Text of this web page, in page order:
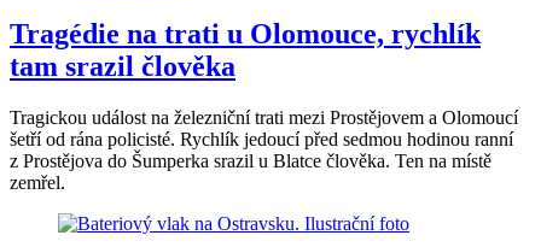
Tragédie na trati u Olomouce, rychlík
tam srazil člověka
Tragickou událost na železniční trati mezi Prostějovem a Olomoucí
šetří od rána policisté. Rychlík jedoucí před sedmou hodinou ranní
z Prostějova do Šumperka srazil u Blatce člověka. Ten na místě
zemřel.